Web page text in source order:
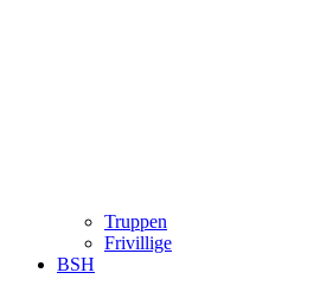
Truppen
Frivillige
BSH